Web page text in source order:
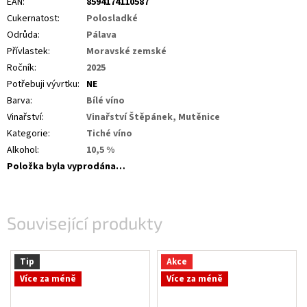
Související produkty
Tip
Více za méně
Akce
Více za méně
Cukernatost:
Polosladké
Odrůda:
Pálava
Přívlastek:
Moravské zemské
Ročník:
2025
Potřebuji vývrtku: NE
Barva:
Bílé víno
Vinařství:
Vinařství Štěpánek, Mutěnice
Kategorie:
Tiché víno
Alkohol:
10,5 %
Položka byla vyprodána…